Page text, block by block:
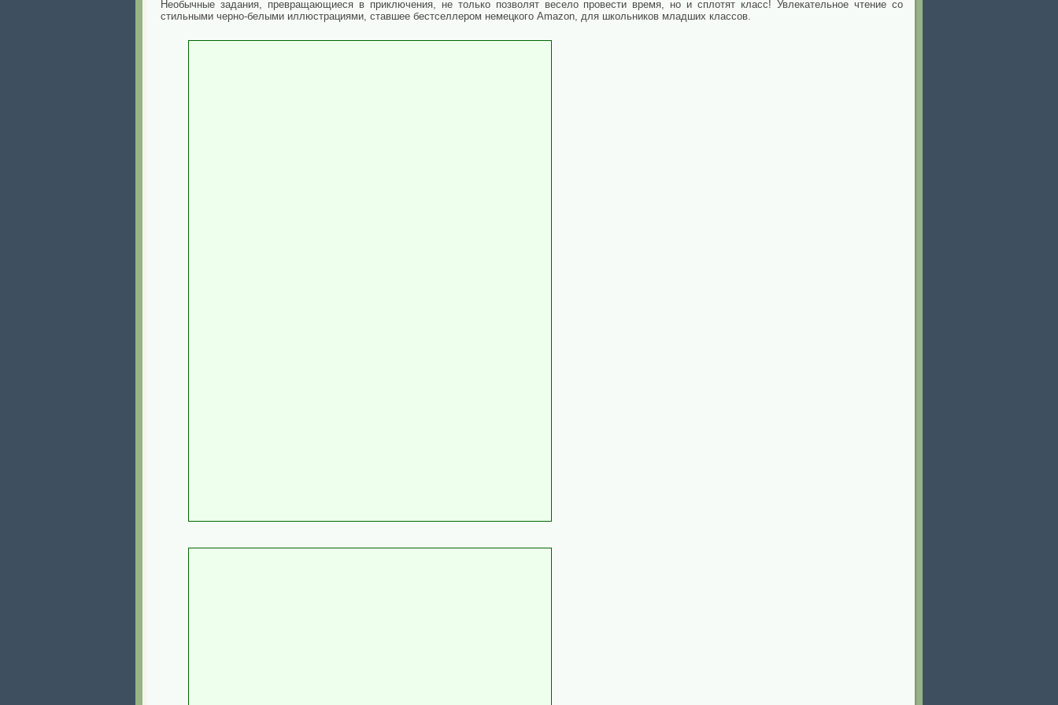
Необычные задания, превращающиеся в приключения, не только позволят весело провести время, но и сплотят класс! Увлекательное чтение со
стильными черно-белыми иллюстрациями, ставшее бестселлером немецкого Amazon, для школьников младших классов.